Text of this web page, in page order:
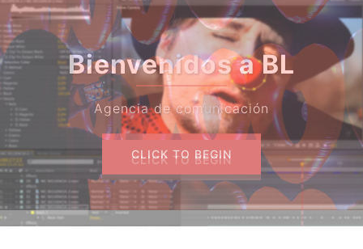
Bienvenidos a BL
Agencia de comunicación
CLICK TO BEGIN
CLICK TO BEGIN